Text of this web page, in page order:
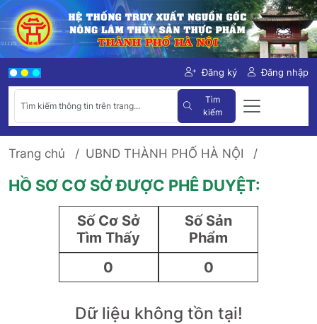
Đăng ký Đăng nhập
Tìm
kiếm
Trang chủ UBND THÀNH PHỐ HÀ NỘI
HỒ SƠ CƠ SỞ ĐƯỢC PHÊ DUYỆT:
Số Cơ Sở
Tìm Thấy
0
Số Sản
Phẩm
0
Dữ liệu không tồn tại!